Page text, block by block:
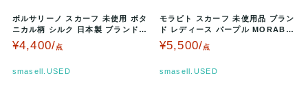
ボルサリーノ スカーフ 未使用 ボタ
ニカル柄 シルク 日本製 ブランド
小物 レディース ピンク B…
¥4,400/点
smasell.USED
モラビト スカーフ 未使用品 ブラン
ド レディース パープル MORABIT
O 【中古】
¥5,500/点
smasell.USED